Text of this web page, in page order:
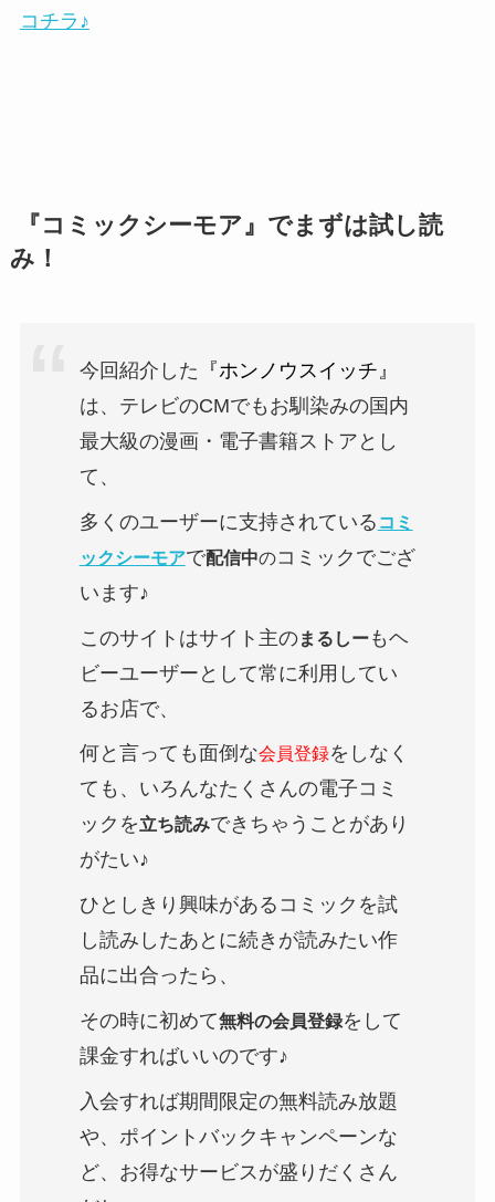
コチラ♪
『コミックシーモア』でまずは試し読
み！
今回紹介した 『ホンノウスイッチ』
は、テレビのCMでもお馴染みの国内
最大級の漫画・電子書籍ストアとし
て、
多くのユーザーに支持されている コミ
ックシーモアで配信中のコミックでござ
います♪
このサイトはサイト主のまるしーもヘ
ビーユーザーとして常に利用してい
るお店で、
何と言っても面倒な会員登録をしなく
ても、いろんなたくさんの電子コミ
ックを立ち読みできちゃうことがあり
がたい♪
ひとしきり興味があるコミックを試
し読みしたあとに続きが読みたい作
品に出合ったら、
その時に初めて無料の会員登録をして
課金すればいいのです♪
入会すれば期間限定の無料読み放題
や、ポイントバックキャンペーンな
ど、お得なサービスが盛りだくさん